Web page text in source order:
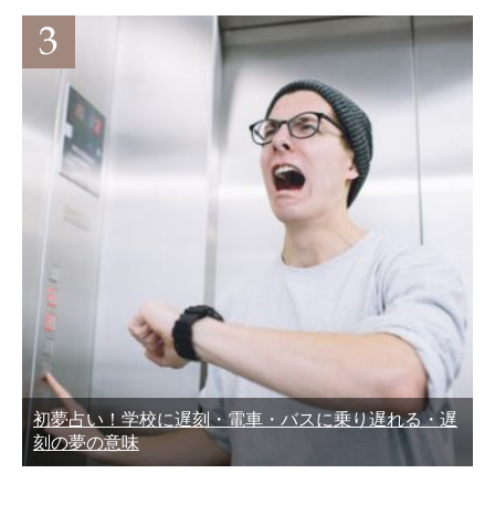
初夢占い！学校に遅刻・電車・バスに乗り遅れる・遅
刻の夢の意味